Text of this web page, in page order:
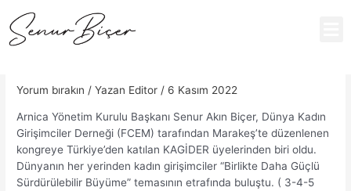
Yorum bırakın / Yazan Editor / 6 Kasım 2022
Arnica Yönetim Kurulu Başkanı Senur Akın Biçer, Dünya Kadın
Girişimciler Derneği (FCEM) tarafından Marakeş’te düzenlenen
kongreye Türkiye’den katılan KAGİDER üyelerinden biri oldu.
Dünyanın her yerinden kadın girişimciler “Birlikte Daha Güçlü
Sürdürülebilir Büyüme” temasının etrafında buluştu. ( 3-4-5